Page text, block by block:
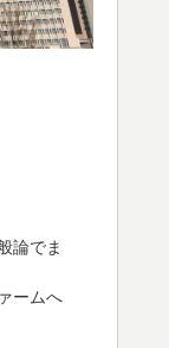
論でま
ームへ